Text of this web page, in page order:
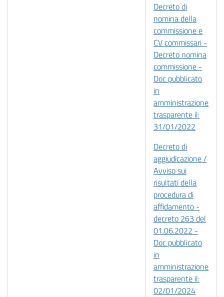
Decreto di
nomina della
commissione e
CV commissari -
Decreto nomina
commissione -
Doc pubblicato
in
amministrazione
trasparente il:
31/01/2022
Decreto di
aggiudicazione /
Avviso sui
risultati della
procedura di
affidamento -
decreto 263 del
01.06.2022 -
Doc pubblicato
in
amministrazione
trasparente il:
02/01/2024